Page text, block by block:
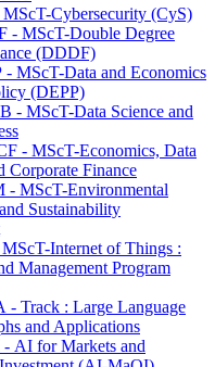
Cybersecurity (CyS)
- MScT-Double Degree
(DDDF)
MScT-Data and Economics
(DEPP)
- MScT-Data Science and
- MScT-Economics, Data
Corporate Finance
- MScT-Environmental
Sustainability
Internet of Things :
Management Program
Track : Large Language
and Applications
AI for Markets and